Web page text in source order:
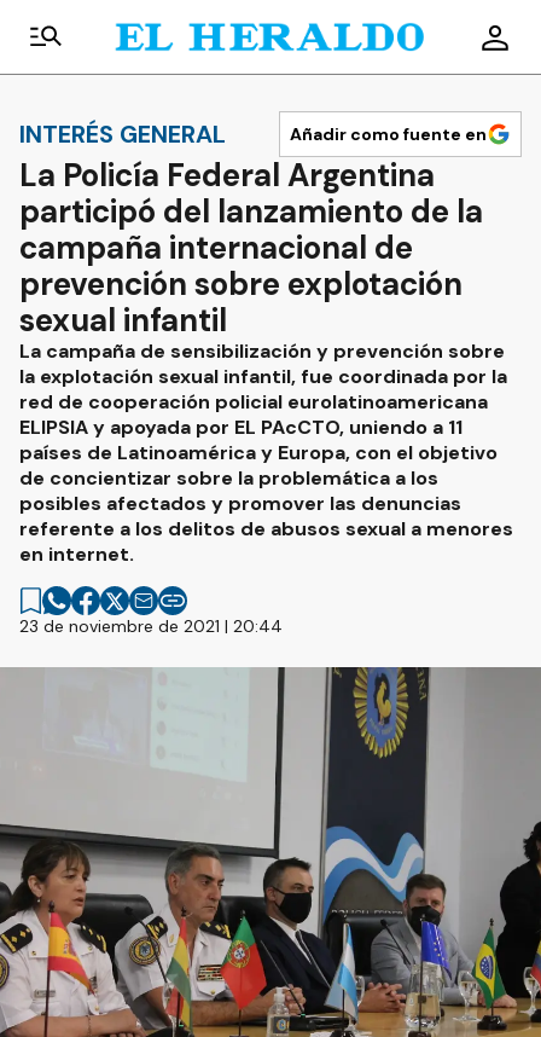
INTERÉS GENERAL Añadir como fuente en
La Policía Federal Argentina
participó del lanzamiento de la
campaña internacional de
prevención sobre explotación
sexual infantil
La campaña de sensibilización y prevención sobre
la explotación sexual infantil, fue coordinada por la
red de cooperación policial eurolatinoamericana
ELIPSIA y apoyada por EL PAcCTO, uniendo a 11
países de Latinoamérica y Europa, con el objetivo
de concientizar sobre la problemática a los
posibles afectados y promover las denuncias
referente a los delitos de abusos sexual a menores
en internet.
23 de noviembre de 2021 | 20:44